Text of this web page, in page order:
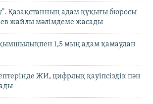
Қазақстанның адам құқығы бюросы
жайлы мәлімдеме жасады
1,5 мың адам қамаудан
ЖИ, цифрлық қауіпсіздік пән